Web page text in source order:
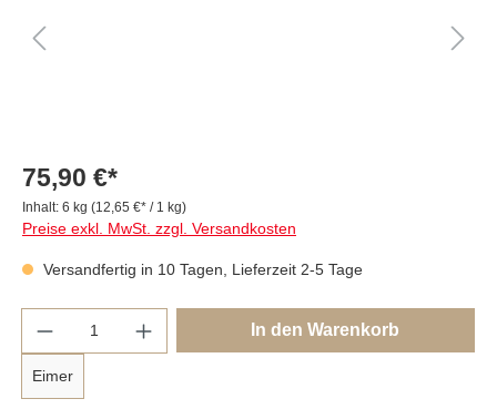
75,90 €*
Inhalt: 6 kg (12,65 €* / 1 kg)
Preise exkl. MwSt. zzgl. Versandkosten
Versandfertig in 10 Tagen, Lieferzeit 2-5 Tage
Eimer
In den Warenkorb